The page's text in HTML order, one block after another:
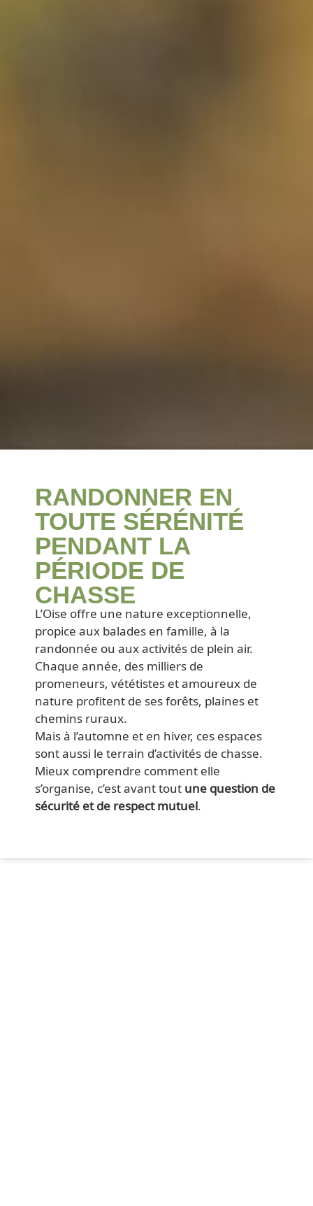
RANDONNER EN
TOUTE SÉRÉNITÉ
PENDANT LA
PÉRIODE DE
CHASSE
L’Oise offre une nature exceptionnelle,
propice aux balades en famille, à la
randonnée ou aux activités de plein air.
Chaque année, des milliers de
promeneurs, vététistes et amoureux de
nature profitent de ses forêts, plaines et
chemins ruraux.
Mais à l’automne et en hiver, ces espaces
sont aussi le terrain d’activités de chasse.
Mieux comprendre comment elle
s’organise, c’est avant tout une question de
sécurité et de respect mutuel.